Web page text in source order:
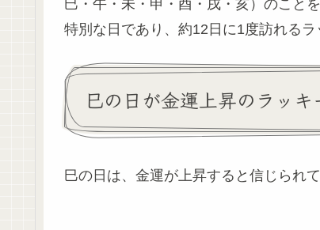
巳・午・未・申・酉・戌・亥）のこと
特別な日であり、約12日に1度訪れるラ
巳の日が金運上昇のラッ
巳の日は、金運が上昇すると信じられ